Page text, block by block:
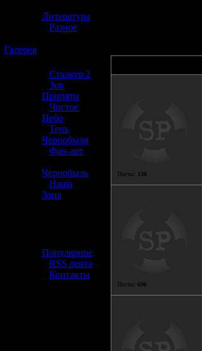
Литература
Разное
Галерея
Сталкер 2
Зов
Припяти
Чистое
Небо
Тень
Чернобыля
Фан-арт
Чернобыль
Наша
Зона
Популярное
RSS лента
Контакты
Посты: 138
Посты: 696